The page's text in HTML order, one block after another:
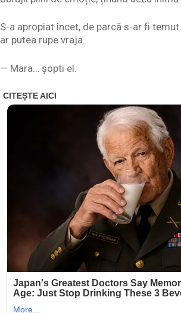
S-a apropiat încet, de parcă s-ar fi
ar putea rupe vraja.
— Mara… șopti el.